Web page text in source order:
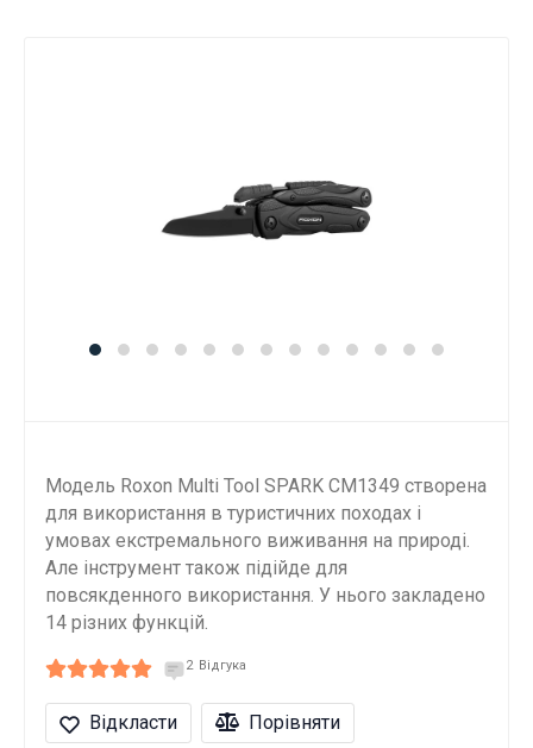
Модель Roxon Multi Tool SPARK CM1349 створена
для використання в туристичних походах і
умовах екстремального виживання на природі.
Але інструмент також підійде для
повсякденного використання. У нього закладено
14 різних функцій.
2 Відгука
Відкласти Порівняти